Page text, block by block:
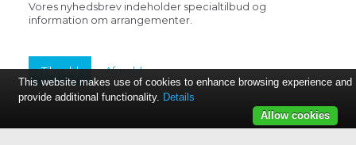
Vores nyhedsbrev indeholder specialtilbud og
information om arrangementer.
Tilmeld Afmeld
This website makes use of cookies to enhance browsing experience and
provide additional functionality. Details
Allow cookies